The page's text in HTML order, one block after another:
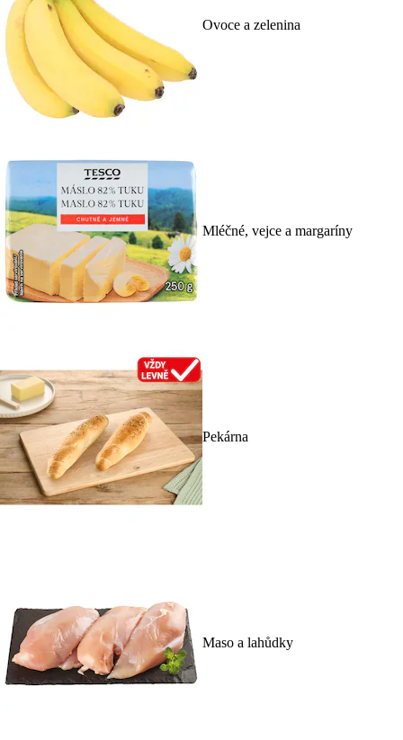
Ovoce a zelenina
Mléčné, vejce a margaríny
Pekárna
Maso a lahůdky